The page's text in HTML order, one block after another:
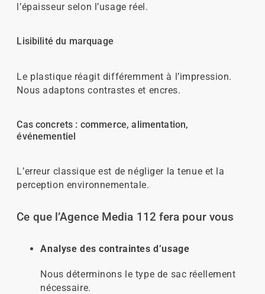
l’épaisseur selon l’usage réel.
Lisibilité du marquage
Le plastique réagit différemment à l’impression.
Nous adaptons contrastes et encres.
Cas concrets : commerce, alimentation,
événementiel
L’erreur classique est de négliger la tenue et la
perception environnementale.
Ce que l’Agence Media 112 fera pour vous
Analyse des contraintes d’usage
Nous déterminons le type de sac réellement
nécessaire.